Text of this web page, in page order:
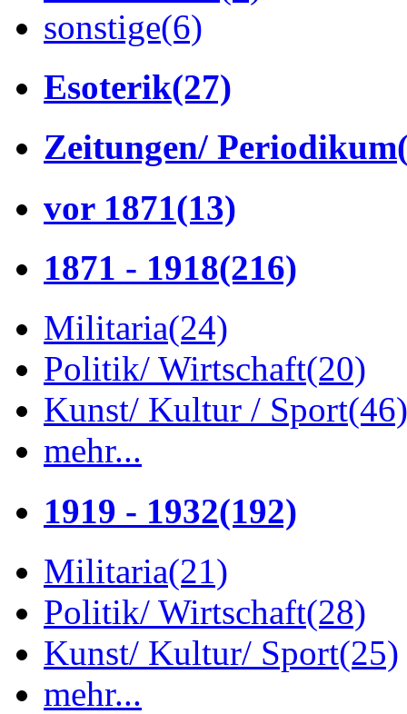
sonstige(6)
Esoterik(27)
Zeitungen/ Periodikum
vor 1871(13)
1871 - 1918(216)
Militaria(24)
Politik/ Wirtschaft(20)
Kunst/ Kultur / Sport(46)
mehr...
1919 - 1932(192)
Militaria(21)
Politik/ Wirtschaft(28)
Kunst/ Kultur/ Sport(25)
mehr...